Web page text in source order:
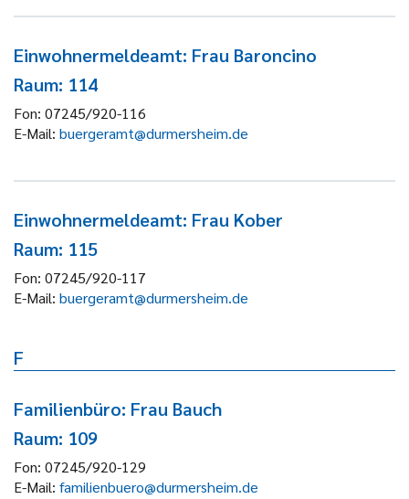
Einwohnermeldeamt: Frau Baroncino
Raum: 114
Fon: 07245/920-116
E-Mail: buergeramt@durmersheim.de
Einwohnermeldeamt: Frau Kober
Raum: 115
Fon: 07245/920-117
E-Mail: buergeramt@durmersheim.de
F
Familienbüro: Frau Bauch
Raum: 109
Fon: 07245/920-129
E-Mail: familienbuero@durmersheim.de